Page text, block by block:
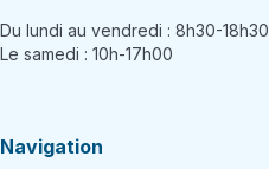
Du lundi au vendredi : 8h30-18h30
Le samedi : 10h-17h00
Navigation